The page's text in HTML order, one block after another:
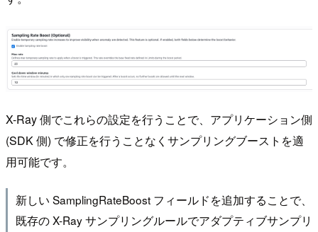
X-Ray 側でこれらの設定を行うことで、アプリケーション側
(SDK 側) で修正を行うことなくサンプリングブーストを適
用可能です。
新しい SamplingRateBoost フィールドを追加することで、
既存の X-Ray サンプリングルールでアダプティブサンプリ